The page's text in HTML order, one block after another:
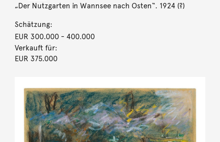
„Der Nutzgarten in Wannsee nach Osten“. 1924 (?)
Schätzung:
EUR 300.000- 400.000
Verkauft für:
EUR 375.000